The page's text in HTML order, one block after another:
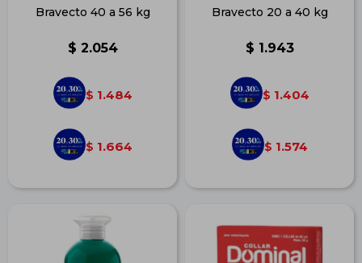
Bravecto 40 a 56 kg
$ 2.054
$ 1.484
$ 1.664
Bravecto 20 a 40 kg
$ 1.943
$ 1.404
$ 1.574